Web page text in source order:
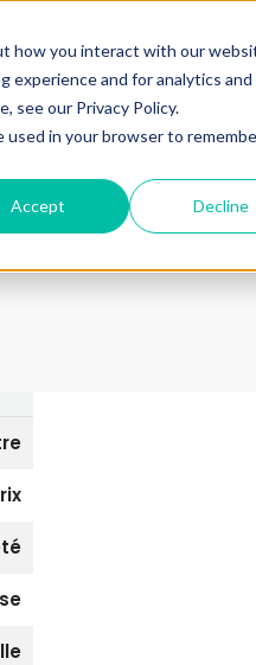
how you interact with our
experience and for analytics
see our Privacy Policy.
in your browser to
Accept Decline
Nos Biens Nos infos